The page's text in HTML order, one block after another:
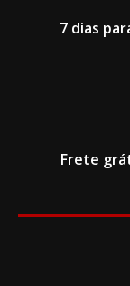
7 dias
Frete